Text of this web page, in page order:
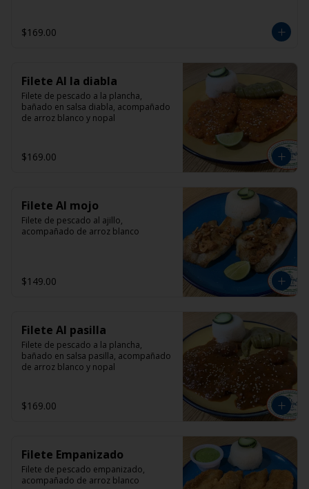
$169.00
Filete Al la diabla
Filete de pescado a la plancha,
bañado en salsa diabla, acompañado
de arroz blanco y nopal
$169.00
Filete Al mojo
Filete de pescado al ajillo,
acompañado de arroz blanco
$149.00
Filete Al pasilla
Filete de pescado a la plancha,
bañado en salsa pasilla, acompañado
de arroz blanco y nopal
$169.00
Filete Empanizado
Filete de pescado empanizado,
acompañado de arroz blanco